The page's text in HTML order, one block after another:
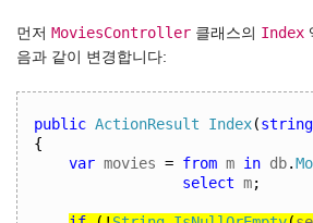
먼저 MoviesController 클래스의 Index
음과 같이 변경합니다:
public ActionResult Index(string
{
var movies = from m in db.
select m;